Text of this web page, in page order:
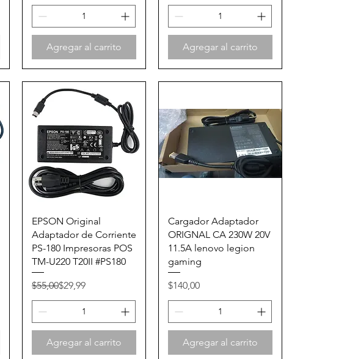
Agregar al carrito Agregar al carrito
Vista rápida
EPSON Original
Adaptador de Corriente
PS-180 Impresoras POS
TM-U220 T20II #PS180
Precio
$55,00
Precio de oferta
$29,99
Agregar al carrito
Vista rápida
Cargador Adaptador
ORIGNAL CA 230W 20V
11.5A lenovo legion
gaming
Precio
$140,00
Agregar al carrito